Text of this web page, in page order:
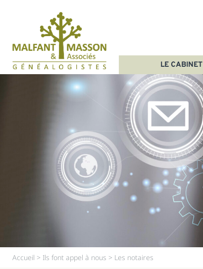
LE CABINET
Accueil > Ils font appel à nous > Les notaires